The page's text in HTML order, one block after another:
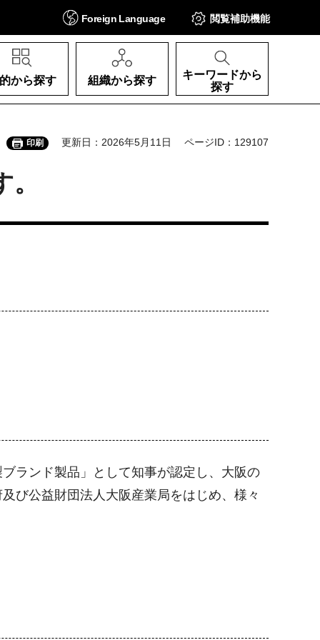
Foreign Language 閲覧補助機能
から探す 組織から探す
キーワードから
探す
印刷 更新日：2026年5月11日 ページID：129107
ランド製品」として知事が認定し、大阪の
び公益財団法人大阪産業局をはじめ、様々